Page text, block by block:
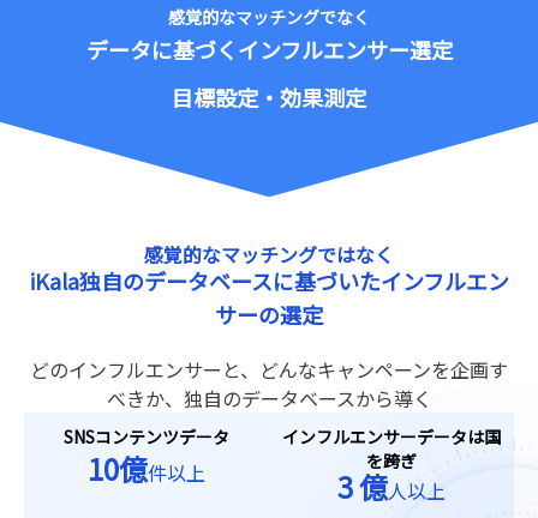
感覚的なマッチングでなく
データに基づくインフルエンサー選定
目標設定・効果測定
感覚的なマッチングではなく
iKala独自のデータベースに基づいたインフルエン
サーの選定
どのインフルエンサーと、どんなキャンペーンを企画す
べきか、独自のデータベースから導く
SNSコンテンツデータ
10億件以上
インフルエンサーデータは国
を跨ぎ
3 億人以上